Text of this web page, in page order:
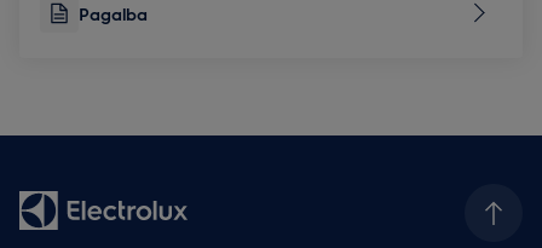
Pagalba